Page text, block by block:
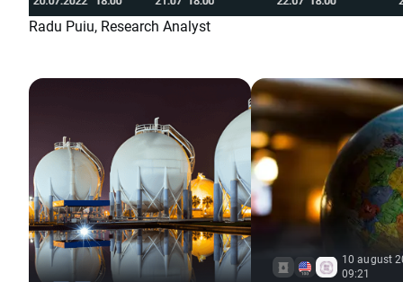
Radu Puiu, Research Analyst
10 august
09:21